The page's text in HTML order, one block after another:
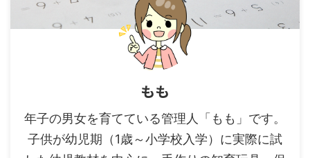
もも
年子の男女を育てている管理人「もも」です。
子供が幼児期（1歳～小学校入学）に実際に試